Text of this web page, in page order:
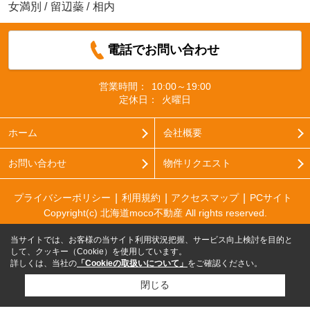
女満別 / 留辺蘂 / 相内
電話でお問い合わせ
営業時間：
10:00～19:00
定休日：
火曜日
ホーム 会社概要
お問い合わせ 物件リクエスト
プライバシーポリシー 利用規約 アクセスマップ
PCサイト
Copyright(c) 北海道moco不動産 All rights reserved.
当サイトでは、お客様の当サイト利用状況把握、サービス向上検討を目的と
して、クッキー（Cookie）を使用しています。
詳しくは、当社の 「Cookieの取扱いについて」 をご確認ください。
閉じる